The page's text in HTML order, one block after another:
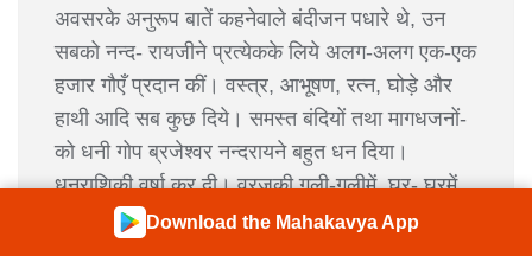
अवसरके अनुरूप बातें कहनेवाले बंदीजन पधारे थे, उन
सबको नन्द- रायजीने प्रत्येकके लिये अलग-अलग एक-एक
हजार गौएँ प्रदान कीं। वस्त्र, आभूषण, रत्न, घोड़े और
हाथी आदि सब कुछ दिये। समस्त बंदियों तथा मागधजनों-
को धनी गोप ब्रजेश्वर नन्दरायने बहुत धन दिया।
धनराशिकी वर्षा कर दी। व्रजकी गली-गलीमें, घर- घरमें
निधि, सिद्धि, वृद्धि, भुक्ति और मुक्ति- ये लोटती-सी दिखायी
Download the Mahakavya App